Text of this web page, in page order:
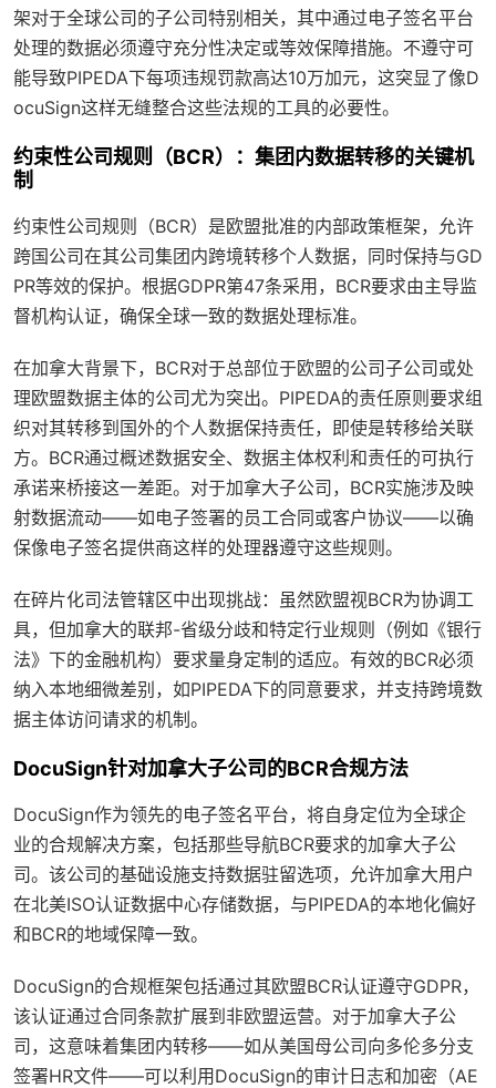
架对于全球公司的子公司特别相关，其中通过电子签名平台
处理的数据必须遵守充分性决定或等效保障措施。不遵守可
能导致PIPEDA下每项违规罚款高达10万加元，这突显了像D
ocuSign这样无缝整合这些法规的工具的必要性。
约束性公司规则（BCR）：集团内数据转移的关键机
制
约束性公司规则（BCR）是欧盟批准的内部政策框架，允许
跨国公司在其公司集团内跨境转移个人数据，同时保持与GD
PR等效的保护。根据GDPR第47条采用，BCR要求由主导监
督机构认证，确保全球一致的数据处理标准。
在加拿大背景下，BCR对于总部位于欧盟的公司子公司或处
理欧盟数据主体的公司尤为突出。PIPEDA的责任原则要求组
织对其转移到国外的个人数据保持责任，即使是转移给关联
方。BCR通过概述数据安全、数据主体权利和责任的可执行
承诺来桥接这一差距。对于加拿大子公司，BCR实施涉及映
射数据流动——如电子签署的员工合同或客户协议——以确
保像电子签名提供商这样的处理器遵守这些规则。
在碎片化司法管辖区中出现挑战：虽然欧盟视BCR为协调工
具，但加拿大的联邦-省级分歧和特定行业规则（例如《银行
法》下的金融机构）要求量身定制的适应。有效的BCR必须
纳入本地细微差别，如PIPEDA下的同意要求，并支持跨境数
据主体访问请求的机制。
DocuSign针对加拿大子公司的BCR合规方法
DocuSign作为领先的电子签名平台，将自身定位为全球企
业的合规解决方案，包括那些导航BCR要求的加拿大子公
司。该公司的基础设施支持数据驻留选项，允许加拿大用户
在北美ISO认证数据中心存储数据，与PIPEDA的本地化偏好
和BCR的地域保障一致。
DocuSign的合规框架包括通过其欧盟BCR认证遵守GDPR，
该认证通过合同条款扩展到非欧盟运营。对于加拿大子公
司，这意味着集团内转移——如从美国母公司向多伦多分支
签署HR文件——可以利用DocuSign的审计日志和加密（AE